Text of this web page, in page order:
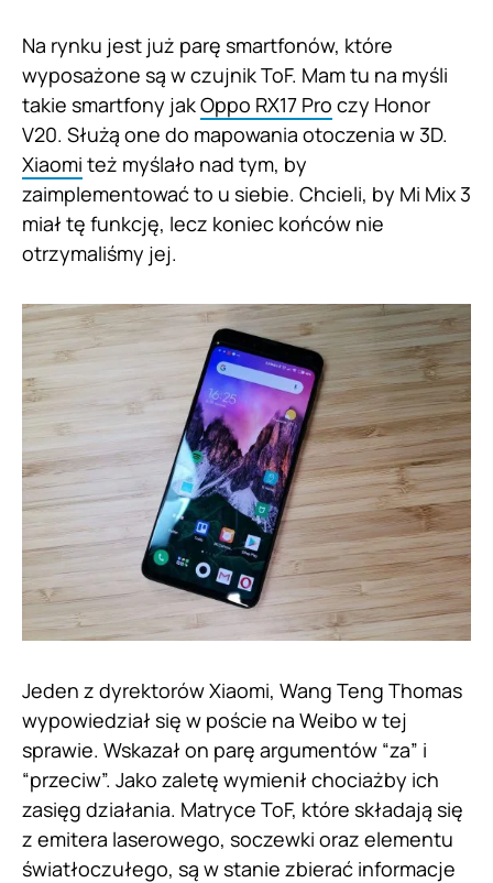
Na rynku jest już parę smartfonów, które
wyposażone są w czujnik ToF. Mam tu na myśli
takie smartfony jakOppo RX17 Pro czy Honor
V20. Służą one do mapowania otoczenia w 3D.
Xiaomi też myślało nad tym, by
zaimplementować to u siebie. Chcieli, by Mi Mix 3
miał tę funkcję, lecz koniec końców nie
otrzymaliśmy jej.
Jeden z dyrektorów Xiaomi, Wang Teng Thomas
wypowiedział się w poście na Weibo w tej
sprawie. Wskazał on parę argumentów “za” i
“przeciw”. Jako zaletę wymienił chociażby ich
zasięg działania. Matryce ToF, które składają się
z emitera laserowego, soczewki oraz elementu
światłoczułego, są w stanie zbierać informacje